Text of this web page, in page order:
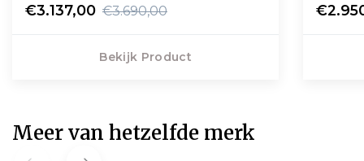
€3.137,00 €3.690,00
Bekijk Product
Meer van hetzelfde merk